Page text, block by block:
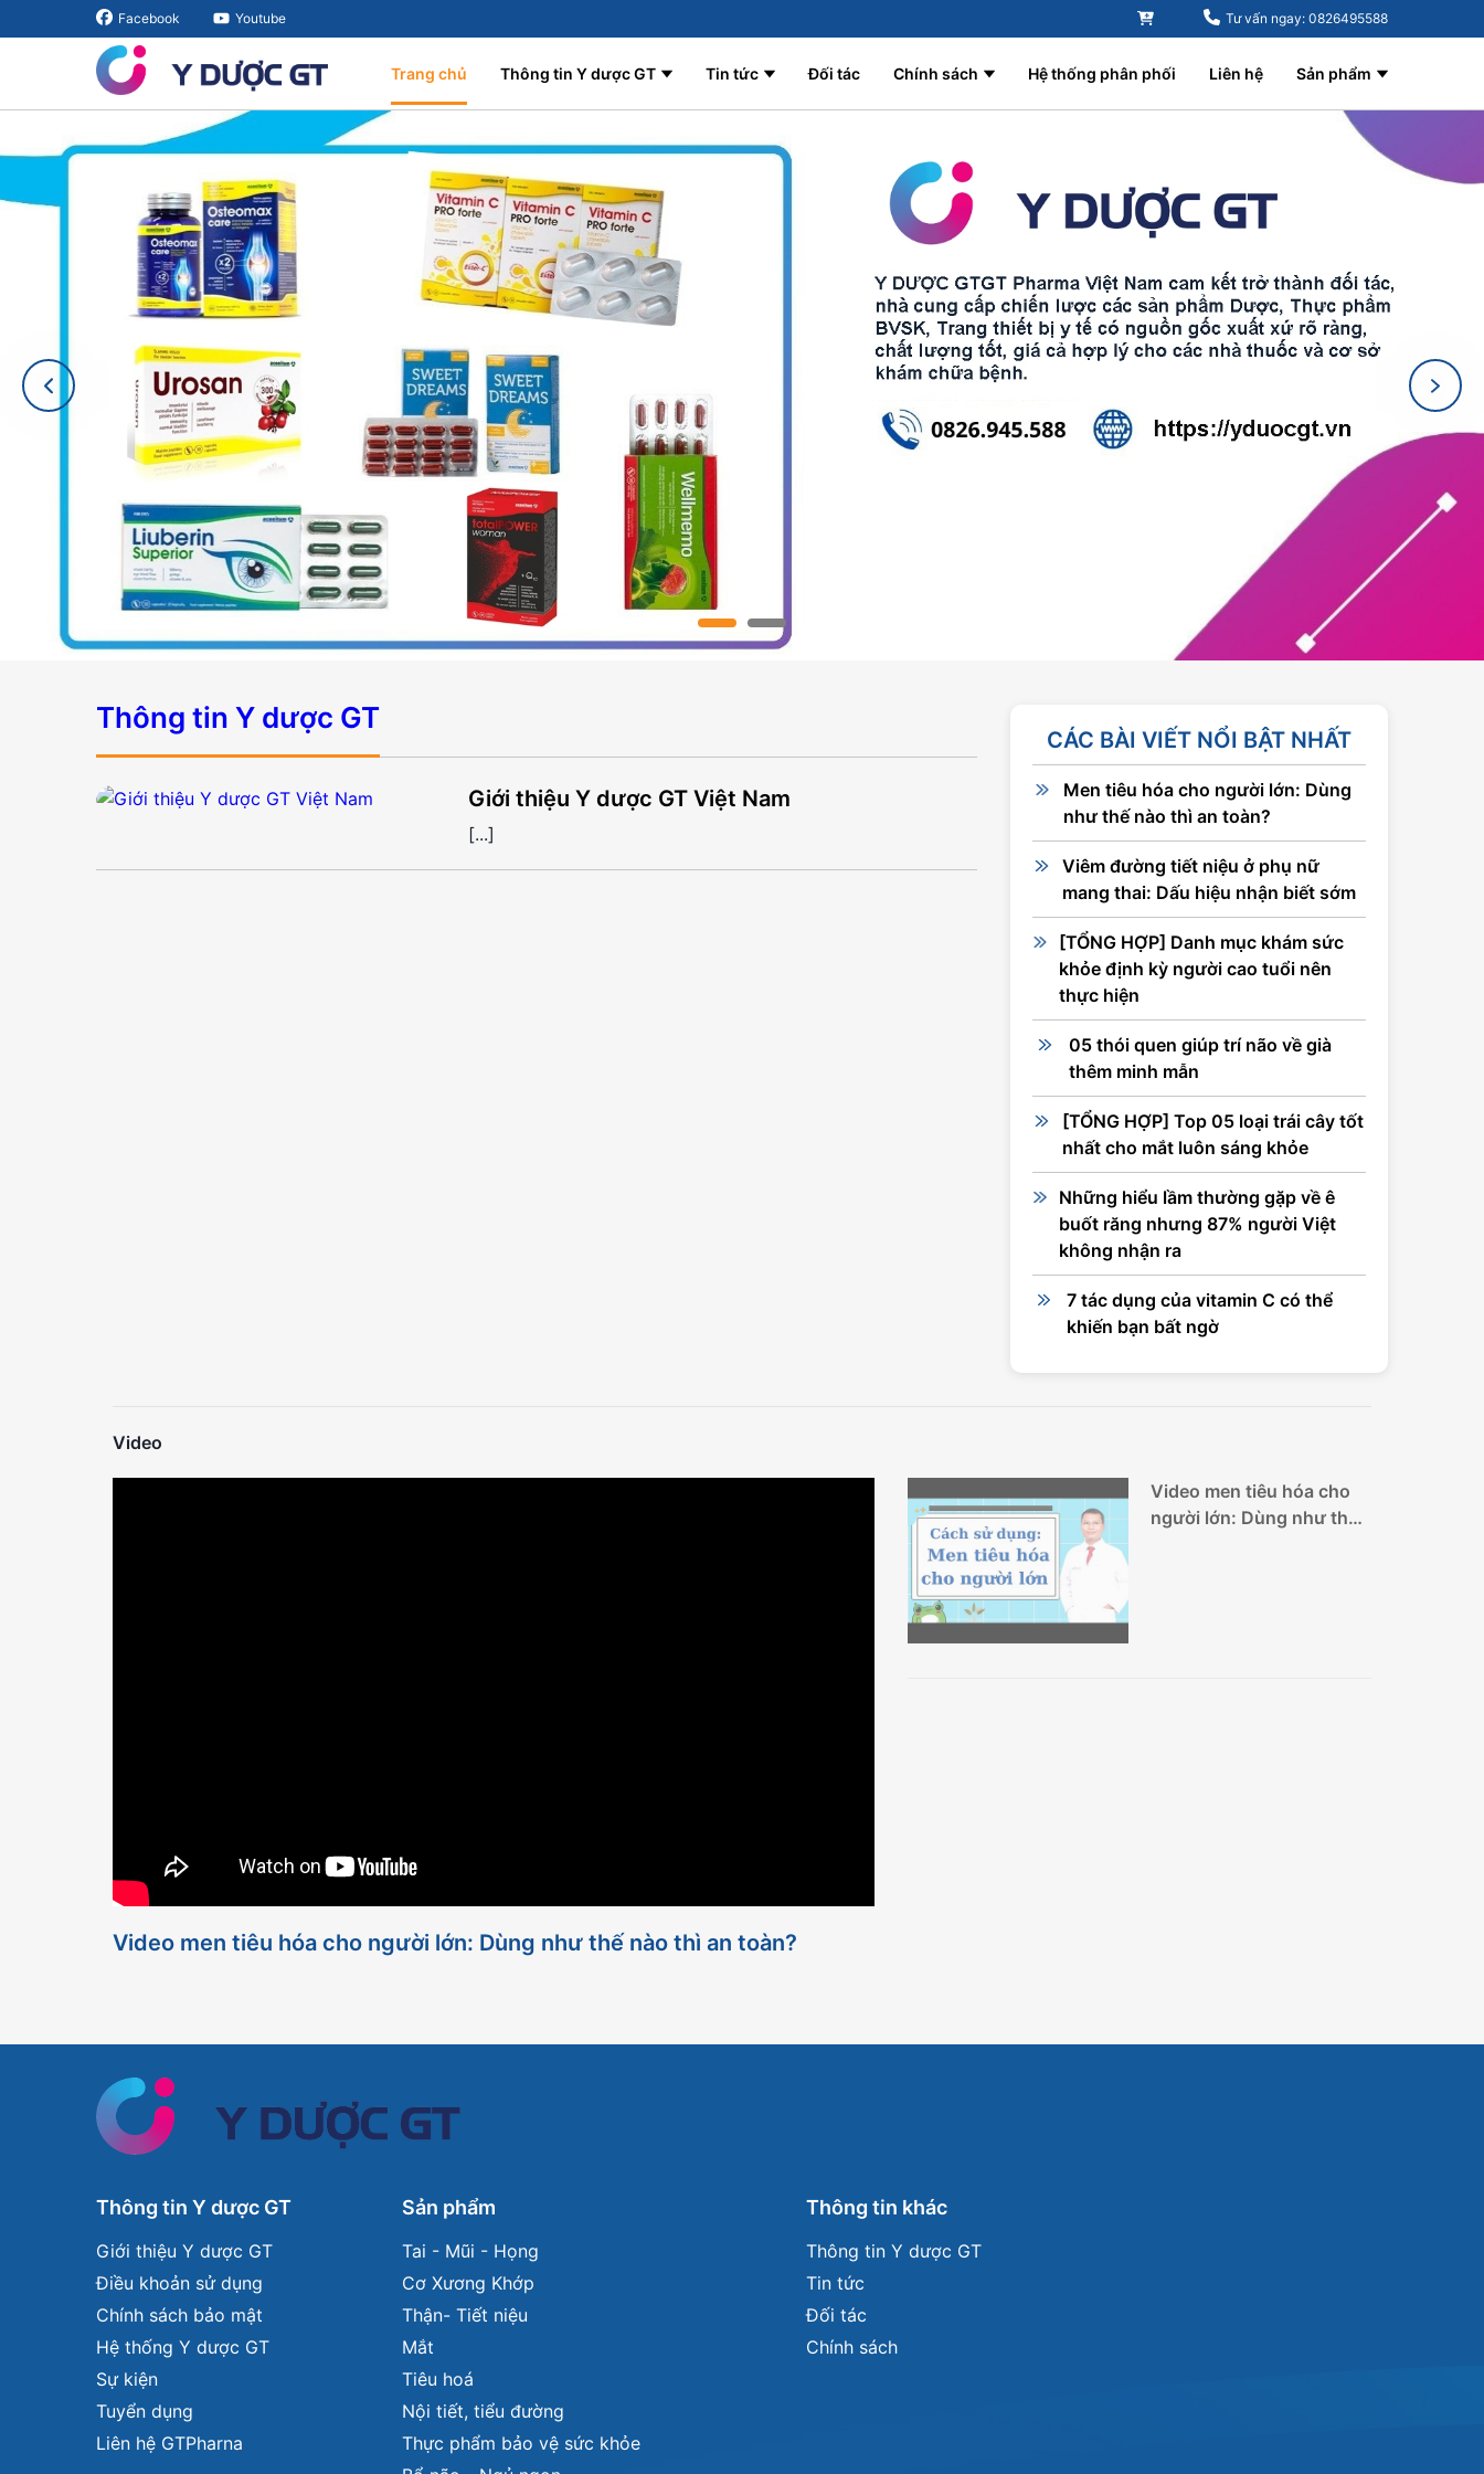
Facebook Youtube Tư vấn ngay: 0826495588
Trang chủ Thông tin Y dược GT Tin tức Đối tác Chính sách Hệ thống phân phối Liên hệ Sản phẩm
Thông tin Y dược GT
Giới thiệu Y dược GT Việt Nam
[...]
CÁC BÀI VIẾT NỔI BẬT NHẤT
Men tiêu hóa cho người lớn: Dùng
như thế nào thì an toàn?
Viêm đường tiết niệu ở phụ nữ
mang thai: Dấu hiệu nhận biết sớm
[TỔNG HỢP] Danh mục khám sức
khỏe định kỳ người cao tuổi nên
thực hiện
05 thói quen giúp trí não về già
thêm minh mẫn
[TỔNG HỢP] Top 05 loại trái cây tốt
nhất cho mắt luôn sáng khỏe
Những hiểu lầm thường gặp về ê
buốt răng nhưng 87% người Việt
không nhận ra
7 tác dụng của vitamin C có thể
khiến bạn bất ngờ
Video
Video men tiêu hóa cho người lớn: Dùng như thế nào thì an toàn?
Video men tiêu hóa cho
người lớn: Dùng như thế
Thông tin Y dược GT
Giới thiệu Y dược GT
Điều khoản sử dụng
Chính sách bảo mật
Hệ thống Y dược GT
Sự kiện
Tuyển dụng
Liên hệ GTPharna
Sản phẩm
Tai - Mũi - Họng
Cơ Xương Khớp
Thận- Tiết niệu
Mắt
Tiêu hoá
Nội tiết, tiểu đường
Thực phẩm bảo vệ sức khỏe
Thông tin khác
Thông tin Y dược GT
Tin tức
Đối tác
Chính sách